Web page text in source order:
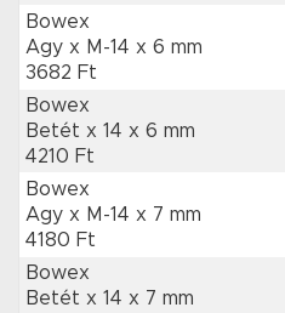
Bowex
Agy x M-14 x 6 mm
3682 Ft
Bowex
Betét x 14 x 6 mm
4210 Ft
Bowex
Agy x M-14 x 7 mm
4180 Ft
Bowex
Betét x 14 x 7 mm